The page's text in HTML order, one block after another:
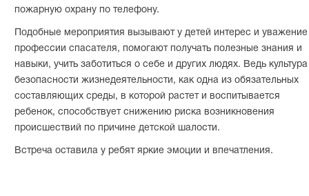
пожарную охрану по телефону.
Подобные мероприятия вызывают у детей интерес и уважение
профессии спасателя, помогают получать полезные знания и
навыки, учить заботиться о себе и других людях. Ведь культура
безопасности жизнедеятельности, как одна из обязательных
составляющих среды, в которой растет и воспитывается
ребенок, способствует снижению риска возникновения
происшествий по причине детской шалости.
Встреча оставила у ребят яркие эмоции и впечатления.